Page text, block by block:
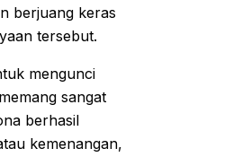
berjuang keras
tersebut.
mengunci
sangat
berhasil
kemenangan,